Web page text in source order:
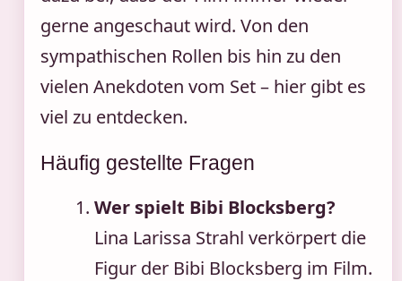
gerne angeschaut wird. Von den
sympathischen Rollen bis hin zu den
vielen Anekdoten vom Set – hier gibt es
viel zu entdecken.
Häufig gestellte Fragen
Wer spielt Bibi Blocksberg?
Lina Larissa Strahl verkörpert die
Figur der Bibi Blocksberg im Film.